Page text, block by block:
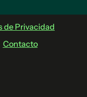
de Privacidad
Contacto